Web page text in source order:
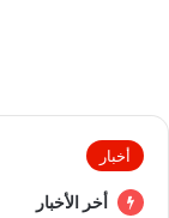
أخبار
أخر الأخبار